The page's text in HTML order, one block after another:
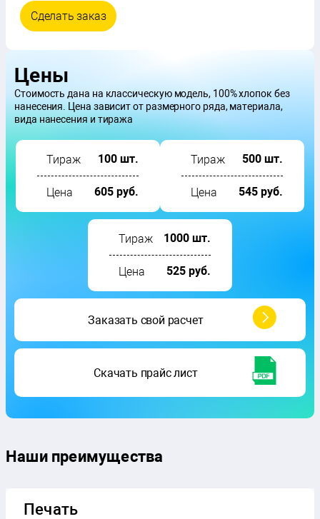
Сделать заказ
Цены
Стоимость дана на классическую модель, 100% хлопок без
нанесения. Цена зависит от размерного ряда, материала,
вида нанесения и тиража
Тираж 100 шт.
Цена 605 руб.
Тираж 500 шт.
Цена 545 руб.
Тираж 1000 шт.
Цена 525 руб.
Заказать свой расчет
Скачать прайс лист
Наши преимущества
Печать